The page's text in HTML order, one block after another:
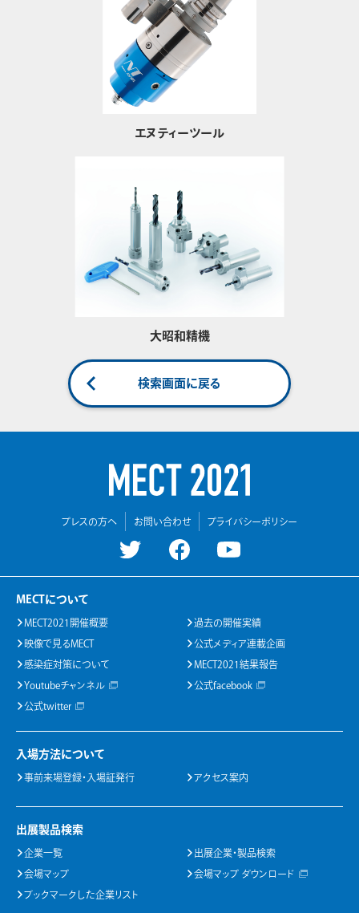
エヌティーツール
大昭和精機
検索画面に戻る
プレスの方へ お問い合わせ プライバシーポリシー
MECTについて
MECT2021開催概要 過去の開催実績
映像で見るMECT 公式メディア連載企画
感染症対策について MECT2021結果報告
Youtubeチャンネル 公式facebook
公式twitter
入場方法について
事前来場登録・入場証発行 アクセス案内
出展製品検索
企業一覧 出展企業・製品検索
会場マップ 会場マップ ダウンロード
ブックマークした企業リスト